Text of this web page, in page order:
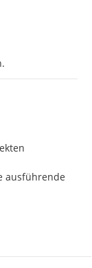
ausführende